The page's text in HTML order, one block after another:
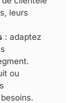
leurs
: adaptez
ou